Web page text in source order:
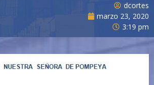
dcortes
marzo 23, 2020
3:19 pm